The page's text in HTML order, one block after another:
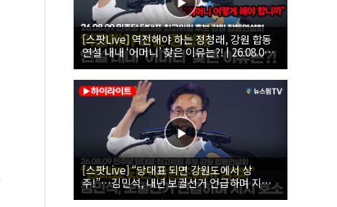
[스팟Live] 역전해야 하는 정청래, 강원 합동
연설 내내 ‘어머니’ 찾은 이유는?! | 26.08.09
더불어민주당 당대표·최고위원 후보 강원 합
동연설회
[스팟Live] “당대표 되면 강원도에서 상
주!”…김민석, 내년 보궐선거 언급하며 지지
호소 | 26.08.09 더불어민주당 당대표·최고위